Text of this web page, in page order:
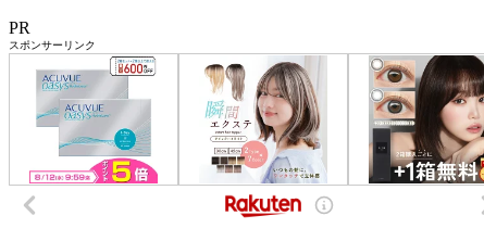
PR
スポンサーリンク